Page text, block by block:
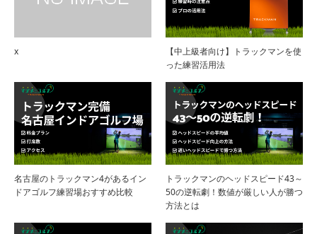
x
【中上級者向け】トラックマンを使
った練習活用法
名古屋のトラックマン4があるイン
ドアゴルフ練習場おすすめ比較
トラックマンのヘッドスピード43～
50の逆転劇！数値が厳しい人が勝つ
方法とは